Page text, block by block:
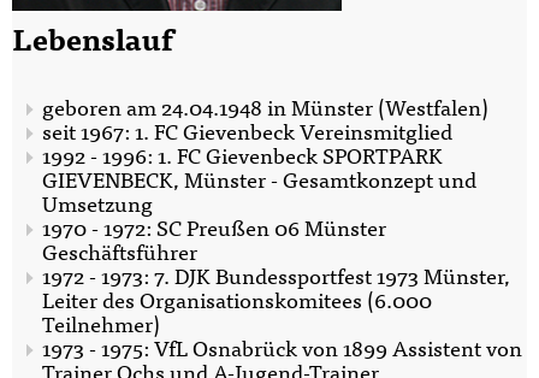
Lebenslauf
geboren am 24.04.1948 in Münster (Westfalen)
seit 1967: 1. FC Gievenbeck Vereinsmitglied
1992 - 1996: 1. FC Gievenbeck SPORTPARK
GIEVENBECK, Münster - Gesamtkonzept und
Umsetzung
1970 - 1972: SC Preußen 06 Münster
Geschäftsführer
1972 - 1973: 7. DJK Bundessportfest 1973 Münster,
Leiter des Organisationskomitees (6.000
Teilnehmer)
1973 - 1975: VfL Osnabrück von 1899 Assistent von